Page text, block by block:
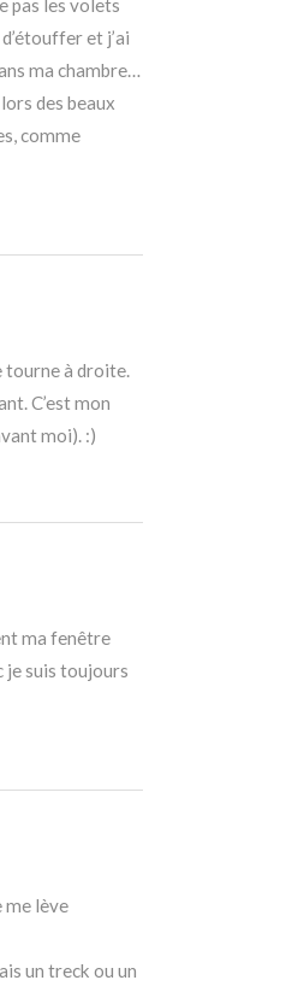
pas les volets
et j’ai
ma chambre…
des beaux
comme
tourne à droite.
C’est mon
moi). :)
ma fenêtre
je suis toujours
me lève
un treck ou un